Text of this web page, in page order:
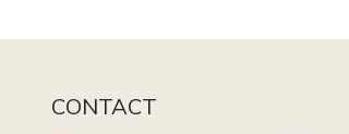
CONTACT